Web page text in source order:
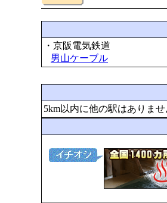
・京阪電気鉄道
男山ケーブル
5km以内に他の駅はありませ